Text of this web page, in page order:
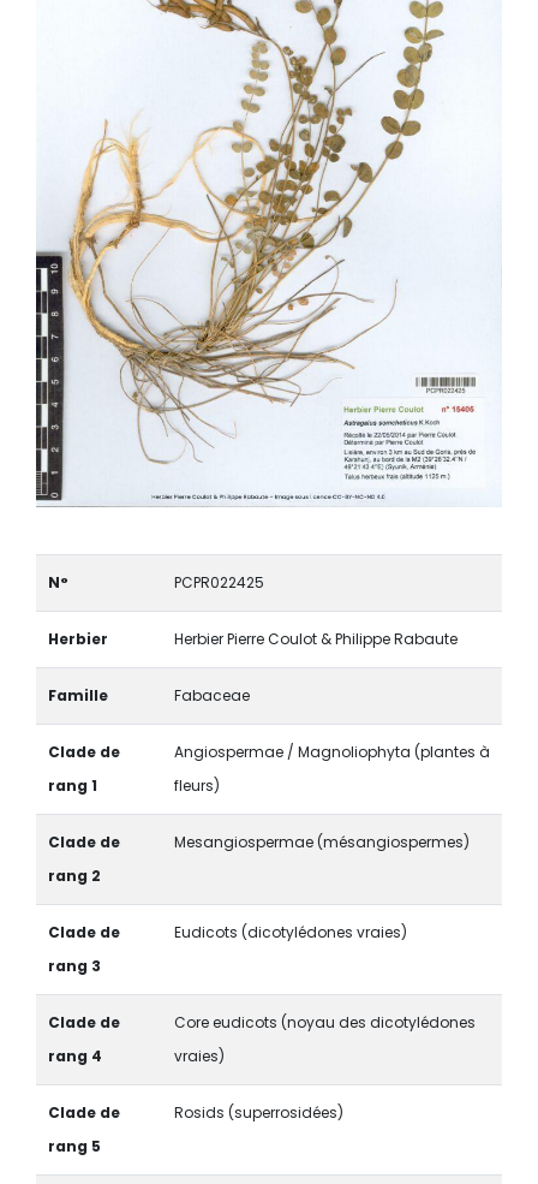
N° PCPR022425
Herbier Herbier Pierre Coulot & Philippe Rabaute
Famille Fabaceae
Clade de
rang 1
Angiospermae / Magnoliophyta (plantes à
fleurs)
Clade de
rang 2
Mesangiospermae (mésangiospermes)
Clade de
rang 3
Eudicots (dicotylédones vraies)
Clade de
rang 4
Core eudicots (noyau des dicotylédones
vraies)
Clade de
rang 5
Rosids (superrosidées)